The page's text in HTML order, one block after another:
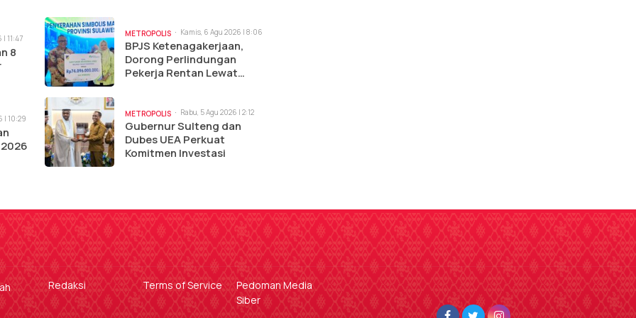
11:47
8
METROPOLIS
Kamis, 6 Agu 2026 | 8:06
pm
BPJS Ketenagakerjaan,
Dorong Perlindungan
Pekerja Rentan Lewat
| 10:29
METROPOLIS
Rabu, 5 Agu 2026 | 2:12
pm
Gubernur Sulteng dan
Dubes UEA Perkuat
Komitmen Investasi
Redaksi Terms of Service
Pedoman Media
Siber